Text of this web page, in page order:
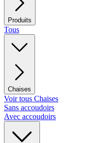
Produits
Tous
Chaises
Voir tous Chaises
Sans accoudoirs
Avec accoudoirs